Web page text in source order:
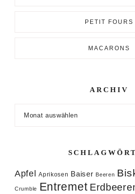
PETIT FOURS
MACARONS
ARCHIV
Apfel Aprikosen Baiser Beeren
Crumble Entremet